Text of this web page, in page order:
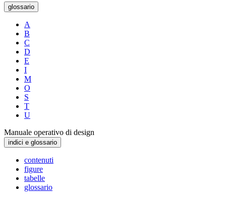
glossario
A
B
C
D
E
I
M
O
S
T
U
Manuale operativo di design
indici e glossario
contenuti
figure
tabelle
glossario